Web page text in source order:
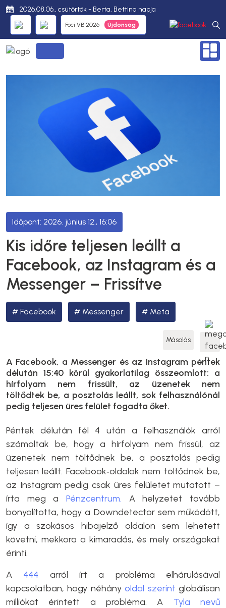
2026.08.06., csütörtök - Berta, Bettina napja
Foci VB 2026
2026. június 12., 16:06
Kis időre teljesen leállt a
Facebook, az Instagram és a
Messenger – Frissítve
Facebook Messenger Meta
Másolás
A Facebook, a Messenger és az Instagram péntek
délután 15:40 körül gyakorlatilag összeomlott: a
hírfolyam nem frissült, az üzenetek nem
töltődtek be, a posztolás leállt, sok felhasználónál
pedig teljesen üres felület fogadta őket.
Péntek délután fél 4 után a felhasználók arról
számoltak be, hogy a hírfolyam nem frissül, az
üzenetek nem töltődnek be, a posztolás pedig
teljesen leállt. Facebook‑oldalak nem töltődnek be,
az Instagram pedig csak üres felületet mutatott –
írta meg a Pénzcentrum. A helyzetet tovább
bonyolította, hogy a Downdetector sem működött,
így a szokásos hibajelző oldalon sem lehetett
követni, mekkora a kimaradás, és mely országokat
érinti.
A 444 arról írt a probléma elhárulásával
kapcsolatban, hogy néhányoldal szerint globálisan
milliókat érintett a probléma. A Tyla nevű